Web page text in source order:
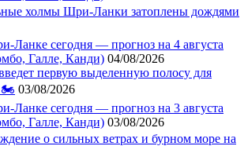
холмы Шри-Ланки затоплены дождями
Ланке сегодня — прогноз на 4 августа
Галле, Канди) 04/08/2026
первую выделенную полосу для
🏍️ 03/08/2026
Ланке сегодня — прогноз на 3 августа
Галле, Канди) 03/08/2026
о сильных ветрах и бурном море на